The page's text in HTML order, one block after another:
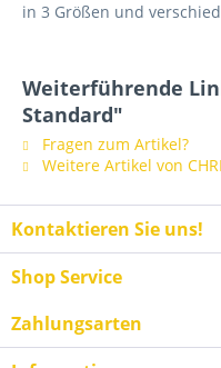
in 3 Größen und
Weiterführende
Standard"
Fragen zum Artikel?
Weitere Artikel von
Kontaktieren Sie uns!
Shop Service
Zahlungsarten